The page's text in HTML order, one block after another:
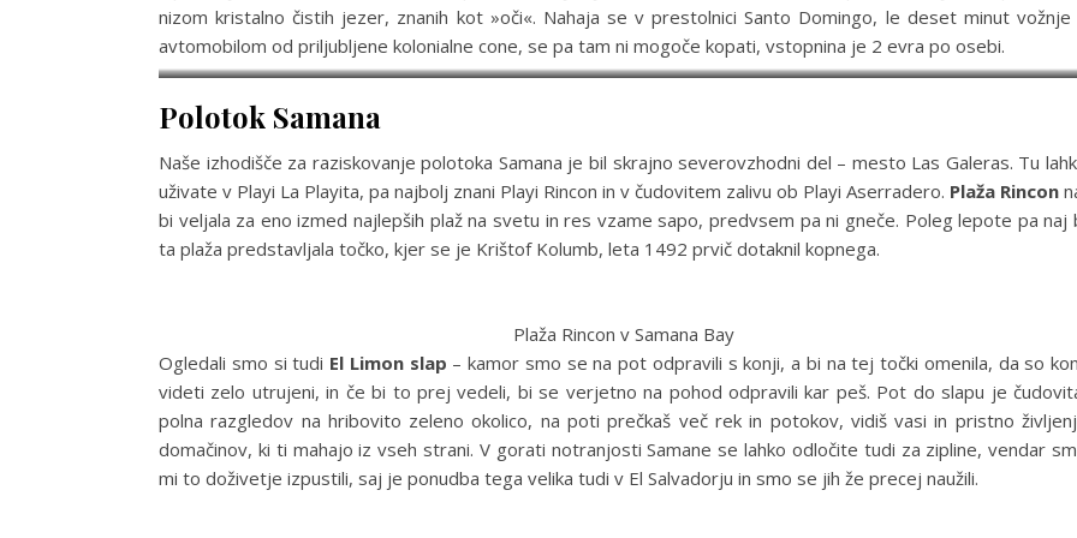
nizom kristalno čistih jezer, znanih kot »oči«. Nahaja se v prestolnici Santo Domingo, le deset minut vožnje
avtomobilom od priljubljene kolonialne cone, se pa tam ni mogoče kopati, vstopnina je 2 evra po osebi.
Los Tres Ojos
Polotok Samana
Naše izhodišče za raziskovanje polotoka Samana je bil skrajno severovzhodni del – mesto Las Galeras. Tu
uživate v Playi La Playita, pa najbolj znani Playi Rincon in v čudovitem zalivu ob Playi Aserradero. Plaža Rincon
bi veljala za eno izmed najlepših plaž na svetu in res vzame sapo, predvsem pa ni gneče. Poleg lepote pa naj
ta plaža predstavljala točko, kjer se je Krištof Kolumb, leta 1492 prvič dotaknil kopnega.
Plaža Rincon v Samana Bay
Ogledali smo si tudi El Limon slap – kamor smo se na pot odpravili s konji, a bi na tej točki omenila, da so
videti zelo utrujeni, in če bi to prej vedeli, bi se verjetno na pohod odpravili kar peš. Pot do slapu je
polna razgledov na hribovito zeleno okolico, na poti prečkaš več rek in potokov, vidiš vasi in pristno
domačinov, ki ti mahajo iz vseh strani. V gorati notranjosti Samane se lahko odločite tudi za zipline, vendar
mi to doživetje izpustili, saj je ponudba tega velika tudi v El Salvadorju in smo se jih že precej naužili.